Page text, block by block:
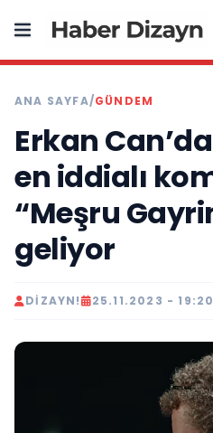
ANA SAYFA/GÜNDEM
Erkan
en iddialı
“Meşru
geliyor
DIZAYN! 25.11.2023 -